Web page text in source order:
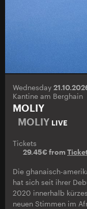
Wednesday
Kantine am Berghain
MOLIY
MOLIY LIVE
Tickets
29.45€ from
Die ghanaisch-
hat sich seit ihrer
2020 innerhalb
neuen Stimmen im